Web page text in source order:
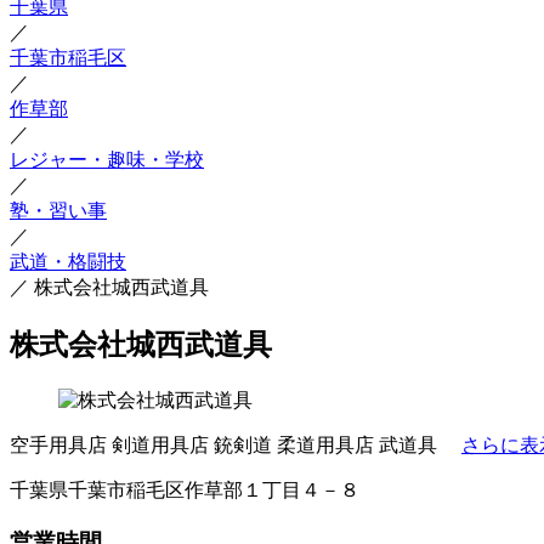
千葉県
／
千葉市稲毛区
／
作草部
／
レジャー・趣味・学校
／
塾・習い事
／
武道・格闘技
／ 株式会社城西武道具
株式会社城西武道具
空手用具店 剣道用具店 銃剣道 柔道用具店 武道具 さらに表
千葉県千葉市稲毛区作草部１丁目４－８